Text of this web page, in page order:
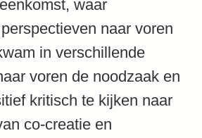
waar
naar voren
in verschillende
voren de noodzaak en
kritisch te kijken naar
co-creatie en